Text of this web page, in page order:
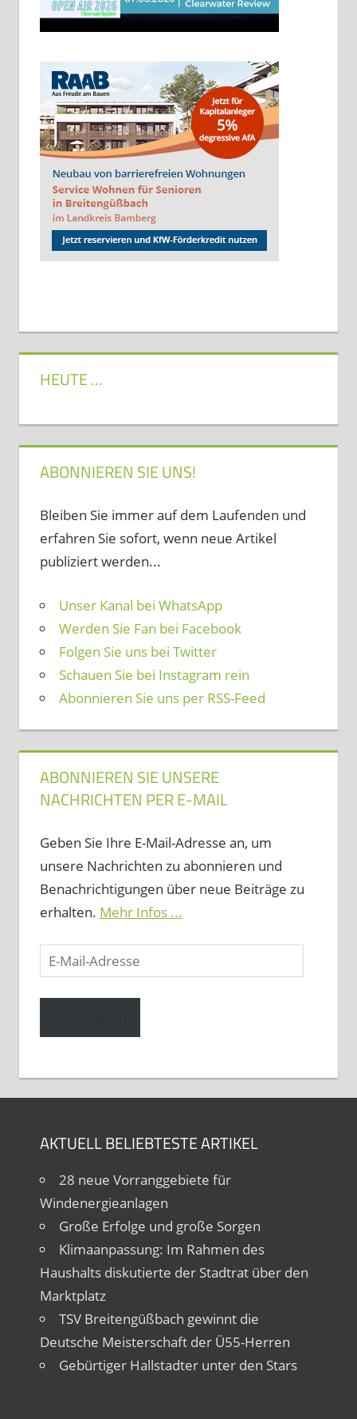
HEUTE …
ABONNIEREN SIE UNS!
Bleiben Sie immer auf dem Laufenden und
erfahren Sie sofort, wenn neue Artikel
publiziert werden...
Unser Kanal bei WhatsApp
Werden Sie Fan bei Facebook
Folgen Sie uns bei Twitter
Schauen Sie bei Instagram rein
Abonnieren Sie uns per RSS-Feed
ABONNIEREN SIE UNSERE
NACHRICHTEN PER E-MAIL
Geben Sie Ihre E-Mail-Adresse an, um
unsere Nachrichten zu abonnieren und
Benachrichtigungen über neue Beiträge zu
erhalten. Mehr Infos ...
E-
Mail-
Adresse
AKTUELL BELIEBTESTE ARTIKEL
28 neue Vorranggebiete für
Windenergieanlagen
Große Erfolge und große Sorgen
Klimaanpassung: Im Rahmen des
Haushalts diskutierte der Stadtrat über den
Marktplatz
TSV Breitengüßbach gewinnt die
Deutsche Meisterschaft der Ü55-Herren
Gebürtiger Hallstadter unter den Stars